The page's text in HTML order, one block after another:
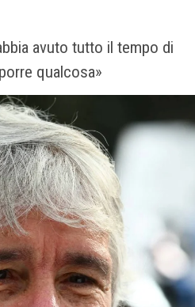
avuto tutto il tempo di
qualcosa»